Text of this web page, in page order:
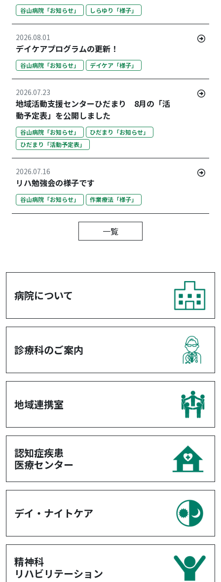
谷山病院「お知らせ」 しらゆり「様子」
2026.08.01
デイケアプログラムの更新！
谷山病院「お知らせ」 デイケア「様子」
2026.07.23
地域活動支援センターひだまり 8月の「活
動予定表」を公開しました
谷山病院「お知らせ」
ひだまり「お知らせ」
ひだまり「活動予定表」
2026.07.16
リハ勉強会の様子です
谷山病院「お知らせ」 作業療法「様子」
一覧
病院について
診療科のご案内
地域連携室
認知症疾患
医療センター
デイ・ナイトケア
精神科
リハビリテーション